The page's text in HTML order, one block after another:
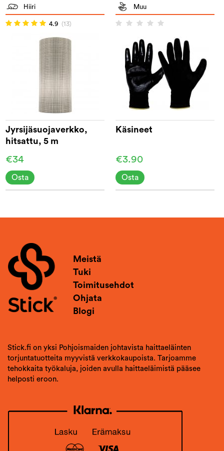
Hiiri
4.9 (13)
Jyrsijäsuojaverkko,
hitsattu, 5 m
€34
Osta
Muu
Käsineet
€3.90
Osta
Meistä
Tuki
Toimitusehdot
Ohjata
Blogi
Stick.fi on yksi Pohjoismaiden johtavista haittaeläinten
torjuntatuotteita myyvistä verkkokaupoista. Tarjoamme
tehokkaita työkaluja, joiden avulla haittaeläimistä pääsee
helposti eroon.